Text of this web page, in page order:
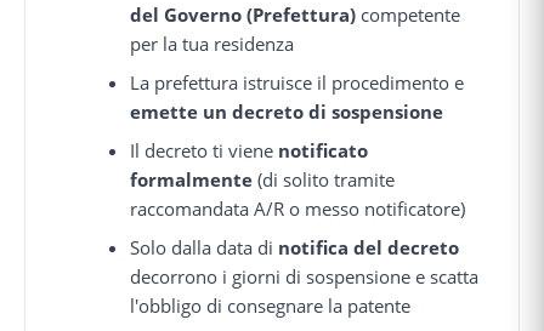
del Governo (Prefettura) competente
per la tua residenza
La prefettura istruisce il procedimento e
emette un decreto di sospensione
Il decreto ti viene notificato
formalmente (di solito tramite
raccomandata A/R o messo notificatore)
Solo dalla data di notifica del decreto
decorrono i giorni di sospensione e scatta
l'obbligo di consegnare la patente